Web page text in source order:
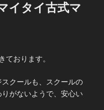
イタイ古式マ
ております。
クールも、スクールの
がないようで、安心い